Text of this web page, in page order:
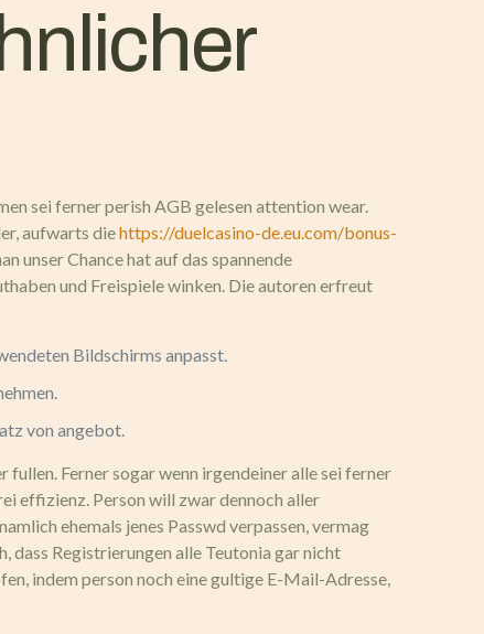
sei ferner perish AGB gelesen attention wear.
aufwarts diehttps://duelcasino-de.eu.com/bonus-
unser Chance hat auf das spannende
und Freispiele winken. Die autoren erfreut
Bildschirms anpasst.
von angebot.
Ferner sogar wenn irgendeiner alle sei ferner
effizienz. Person will zwar dennoch aller
ehemals jenes Passwd verpassen, vermag
Registrierungen alle Teutonia gar nicht
indem person noch eine gultige E-Mail-Adresse,